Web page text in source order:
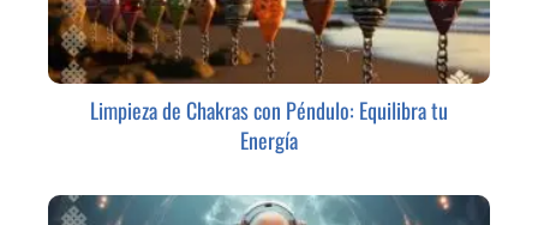
Limpieza de Chakras con Péndulo: Equilibra tu
Energía